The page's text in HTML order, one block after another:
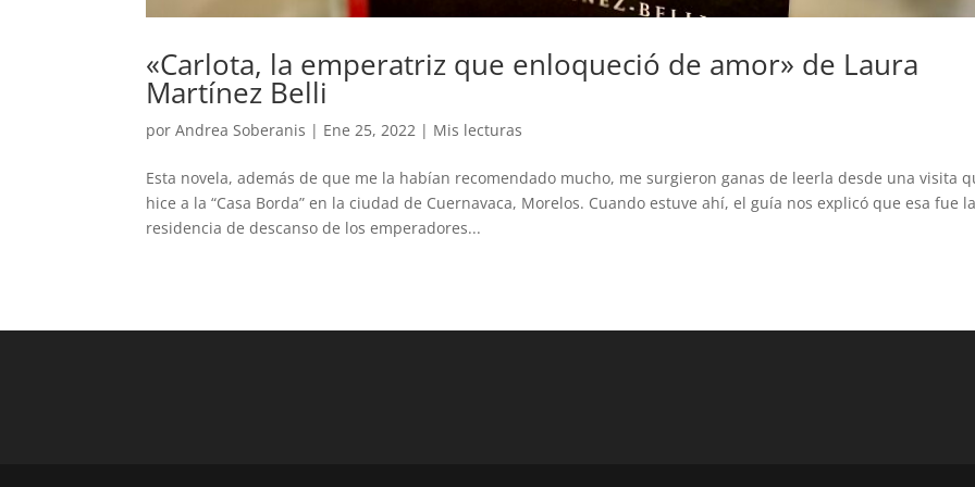
«Carlota, la emperatriz que enloqueció de amor» de Laura
Martínez Belli
porAndrea Soberanis | Ene 25, 2022 | Mis lecturas
Esta novela, además de que me la habían recomendado mucho, me surgieron ganas de leerla desde una visita
hice a la “Casa Borda” en la ciudad de Cuernavaca, Morelos. Cuando estuve ahí, el guía nos explicó que esa fue la
residencia de descanso de los emperadores...